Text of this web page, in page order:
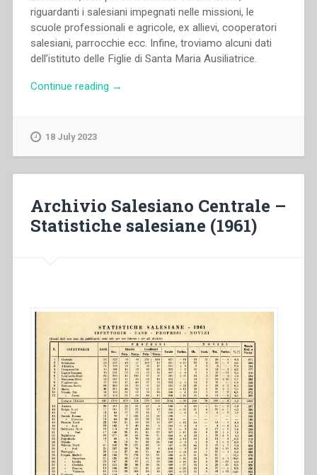
riguardanti i salesiani impegnati nelle missioni, le
scuole professionali e agricole, ex allievi, cooperatori
salesiani, parrocchie ecc. Infine, troviamo alcuni dati
dell’istituto delle Figlie di Santa Maria Ausiliatrice.
Continue reading “Archivio
→
18 July 2023
Archivio Salesiano Centrale –
Statistiche salesiane (1961)